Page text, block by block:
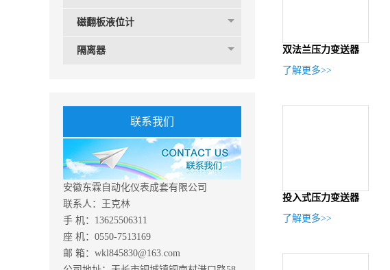
磁翻板液位计
隔离器
联系我们
安徽东霖自动化仪表成套有限公司
联系人：王克林
手 机：13625506311
座 机：0550-7513169
邮 箱：wkl845830@163.com
双法兰压力变送器
了解更多>>
投入式压力变送器
了解更多>>